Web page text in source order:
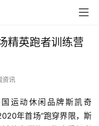
精英跑者训练营
资讯
运动休闲品牌斯凯奇
年首场“跑穿界限，斯